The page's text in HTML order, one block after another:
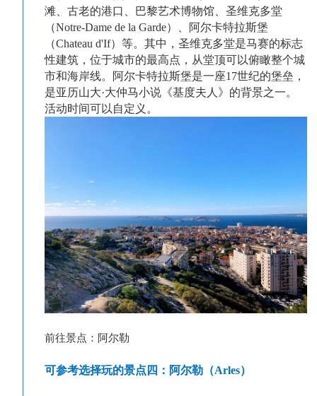
滩、古老的港口、巴黎艺术博物馆、圣维克多堂
（Notre-Dame de la Garde）、阿尔卡特拉斯堡
（Chateau d'If）等。其中，圣维克多堂是马赛的标志
性建筑，位于城市的最高点，从堂顶可以俯瞰整个城
市和海岸线。阿尔卡特拉斯堡是一座17世纪的堡垒，
是亚历山大·大仲马小说《基度夫人》的背景之一。
活动时间可以自定义。
前往景点：阿尔勒
可参考选择玩的景点四：阿尔勒（Arles）